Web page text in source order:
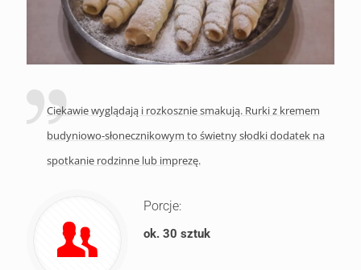
Ciekawie wyglądają i rozkosznie smakują. Rurki z kremem
budyniowo-słonecznikowym to świetny słodki dodatek na
spotkanie rodzinne lub imprezę.
Porcje:
ok. 30 sztuk